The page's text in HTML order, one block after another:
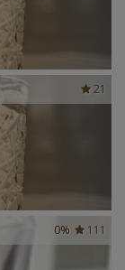
21
111
0%